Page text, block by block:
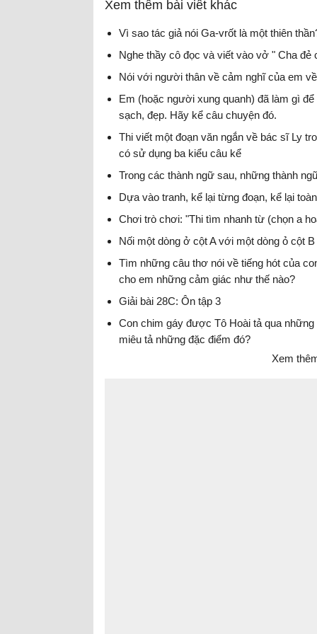
Xem thêm bài viết khác
Vì sao tác giả nói Ga-vrốt là một thiên
Nghe thầy cô đọc và viết vào vở " Cha đẻ
Nói với người thân về cảm nghĩ của em
Em (hoặc người xung quanh) đã làm gì
sạch, đẹp. Hãy kể câu chuyện đó.
Thi viết một đoạn văn ngắn về bác sĩ Ly
có sử dụng ba kiểu câu kể
Tiếng Việt 4
Trong các thành ngữ sau, những thành
Dựa vào tranh, kể lại từng đoạn, kể lại
Chơi trò chơi: "Thi tìm nhanh từ (chọn a
Nối một dòng ở cột A với một dòng ỏ cột
Tìm những câu thơ nói về tiếng hót của
cho em những cảm giác như thế nào?
Giải bài 28C: Ôn tập 3
Con chim gáy được Tô Hoài tả qua
miêu tả những đặc điểm đó?
Xem